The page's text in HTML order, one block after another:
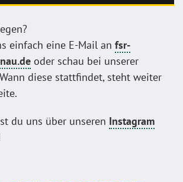
einfach eine E-Mail an fsr-
oder schau bei unserer
diese stattfindet, steht weiter
du uns über unseren Instagram